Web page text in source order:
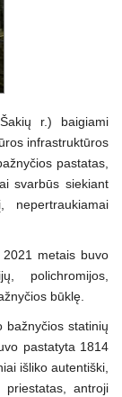
r.) baigiami
infrastruktūros
pastatas,
svarbūs siekiant
nepertraukiamai
metais buvo
polichromijos,
būklę.
bažnyčios statinių
pastatyta 1814
išliko autentiški,
antroji